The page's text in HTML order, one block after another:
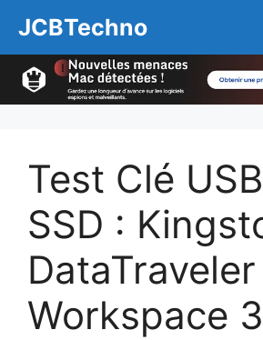
contenu
JCBTechno
Test Clé
SSD :
DataTraveler
Workspace